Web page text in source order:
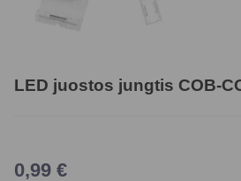
LED juostos jungtis COB-
0,99 €